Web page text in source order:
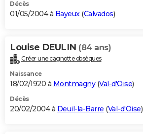
Décès
01/05/2004 à Bayeux(Calvados)
Louise DEULIN (84 ans)
Créer une cagnotte obsèques
Naissance
18/02/1920 à Montmagny(Val-d'Oise)
Décès
20/02/2004 à Deuil-la-Barre (Val-d'Oise)